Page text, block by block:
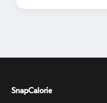
SnapCalorie